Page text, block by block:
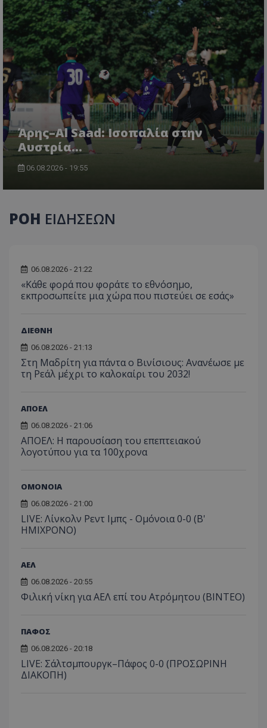
Άρης–Al Saad: Ισοπαλία στην
Αυστρία...
06.08.2026 - 19:55
ΡΟΗ ΕΙΔΗΣΕΩΝ
06.08.2026 - 21:22
«Κάθε φορά που φοράτε το εθνόσημο,
εκπροσωπείτε μια χώρα που πιστεύει σε εσάς»
ΔΙΕΘΝΗ
06.08.2026 - 21:13
Στη Μαδρίτη για πάντα ο Βινίσιους: Ανανέωσε με
τη Ρεάλ μέχρι το καλοκαίρι του 2032!
ΑΠΟΕΛ
06.08.2026 - 21:06
ΑΠΟΕΛ: Η παρουσίαση του επεπτειακού
λογοτύπου για τα 100χρονα
ΟΜΟΝΟΙΑ
06.08.2026 - 21:00
LIVE: Λίνκολν Ρεντ Ιμπς - Ομόνοια 0-0 (Β'
ΗΜΙΧΡΟΝΟ)
ΑΕΛ
06.08.2026 - 20:55
Φιλική νίκη για ΑΕΛ επί του Ατρόμητου (BINTEO)
ΠΑΦΟΣ
06.08.2026 - 20:18
LIVE: Σάλτσμπουργκ–Πάφος 0-0 (ΠΡΟΣΩΡΙΝΗ
ΔΙΑΚΟΠΗ)